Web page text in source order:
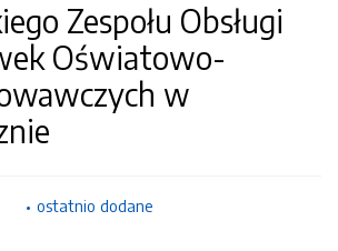
Zespołu Obsługi
Oświatowo-
w
ostatnio dodane